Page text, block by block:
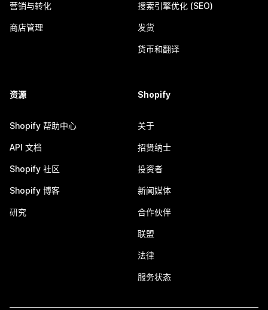
营销与转化
商店管理
搜索引擎优化 (SEO)
发货
货币和翻译
资源
Shopify 帮助中心
API 文档
Shopify 社区
Shopify 博客
研究
Shopify
关于
招贤纳士
投资者
新闻媒体
合作伙伴
联盟
法律
服务状态